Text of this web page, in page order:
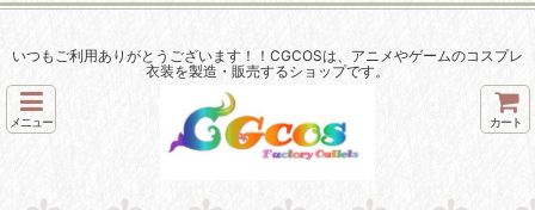
いつもご利用ありがとうございます！！CGCOSは、アニメやゲームのコスプレ
衣装を製造・販売するショップです。
メニュー カート